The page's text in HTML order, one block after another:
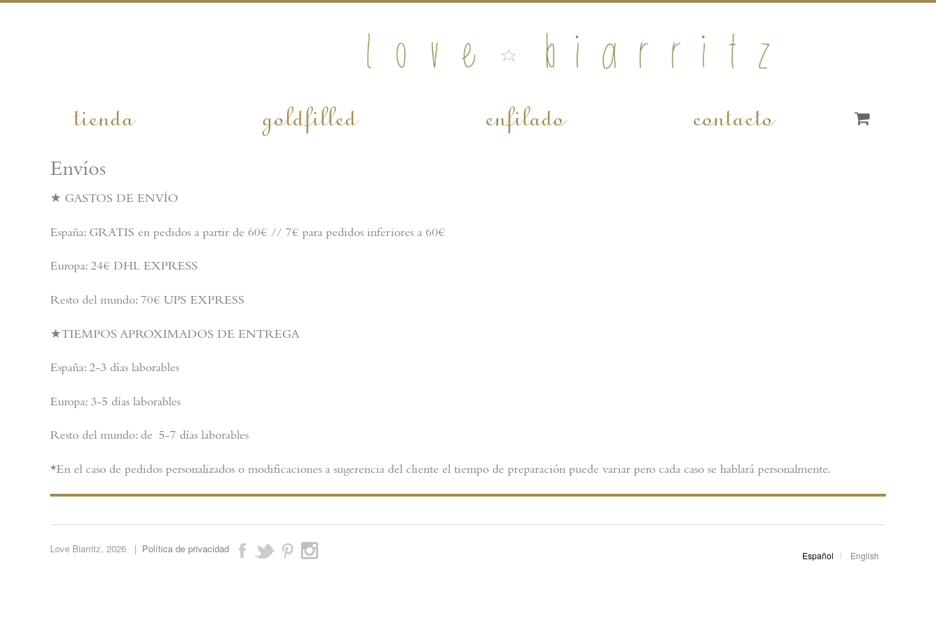
tienda goldfilled enfilado contacto
Envíos
★ GASTOS DE ENVÍO
España: GRATIS en pedidos a partir de 60€ // 7€ para pedidos inferiores a 60€
Europa: 24€ DHL EXPRESS
Resto del mundo: 70€ UPS EXPRESS
★TIEMPOS APROXIMADOS DE ENTREGA
España: 2-3 días laborables
Europa: 3-5 días laborables
Resto del mundo: de 5-7 días laborables
*En el caso de pedidos personalizados o modificaciones a sugerencia del cliente el tiempo de preparación puede variar pero cada caso se hablará personalmente.
Love Biarritz, 2026 | Política de privacidad
Español English